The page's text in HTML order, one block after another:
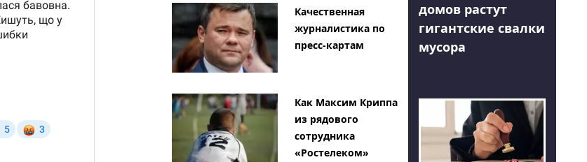
Качественная
журналистика по
пресс-картам
Как Максим Криппа
из рядового
сотрудника
«Ростелеком»
домов растут
гигантские свалки
мусора